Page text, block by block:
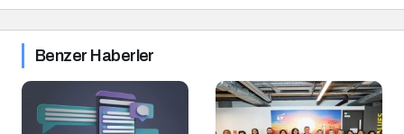
Benzer Haberler